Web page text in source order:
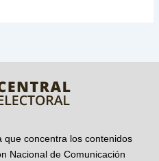
que concentra los contenidos
Nacional de Comunicación